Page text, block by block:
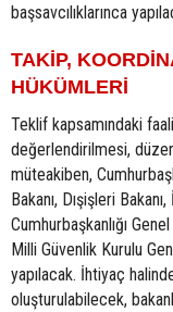
başsavcılıklarınca
TAKİP,
HÜKÜMLERİ
Teklif kapsamındaki
değerlendirilmesi,
müteakiben,
Bakanı, Dışişleri
Cumhurbaşkanlığı
Milli Güvenlik Kurulu
yapılacak. İhtiyaç
oluşturulabilecek,